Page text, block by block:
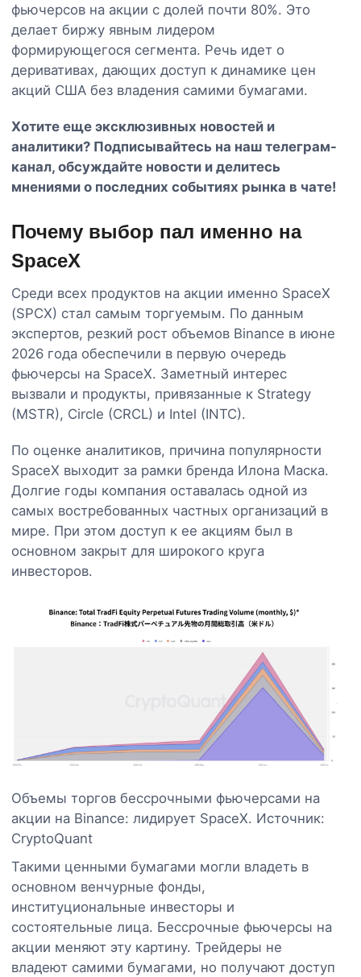
фьючерсов на акции с долей почти 80%. Это
делает биржу явным лидером
формирующегося сегмента. Речь идет о
деривативах, дающих доступ к динамике цен
акций США без владения самими бумагами.
Хотите еще эксклюзивных новостей и
аналитики? Подписывайтесь на наш телеграм-
канал, обсуждайте новости и делитесь
мнениями о последних событиях рынка в чате!
Почему выбор пал именно на
SpaceX
Среди всех продуктов на акции именно SpaceX
(SPCX) стал самым торгуемым. По данным
экспертов, резкий рост объемов Binance в июне
2026 года обеспечили в первую очередь
фьючерсы на SpaceX. Заметный интерес
вызвали и продукты, привязанные к Strategy
(MSTR), Circle (CRCL) и Intel (INTC).
По оценке аналитиков, причина популярности
SpaceX выходит за рамки бренда Илона Маска.
Долгие годы компания оставалась одной из
самых востребованных частных организаций в
мире. При этом доступ к ее акциям был в
основном закрыт для широкого круга
инвесторов.
Объемы торгов бессрочными фьючерсами на
акции на Binance: лидирует SpaceX. Источник:
CryptoQuant
Такими ценными бумагами могли владеть в
основном венчурные фонды,
институциональные инвесторы и
состоятельные лица. Бессрочные фьючерсы на
акции меняют эту картину. Трейдеры не
владеют самими бумагами, но получают доступ